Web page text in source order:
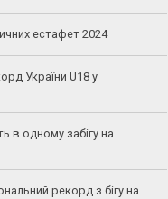
естафет 2024
України U18 у
в одному забігу на
рекорд з бігу на